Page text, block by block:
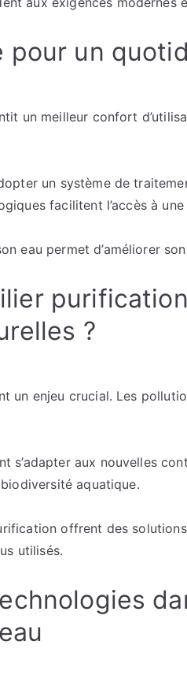
pour un
un meilleur confort
un système de
facilitent l’accès à
eau permet d’améliorer
?
un enjeu crucial. Les
s’adapter aux nouvelles
aquatique.
offrent des
utilisés.